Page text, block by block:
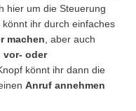
hier um die Steuerung
ihr durch einfaches
machen, aber auch
vor- oder
könnt ihr dann die
Anruf annehmen